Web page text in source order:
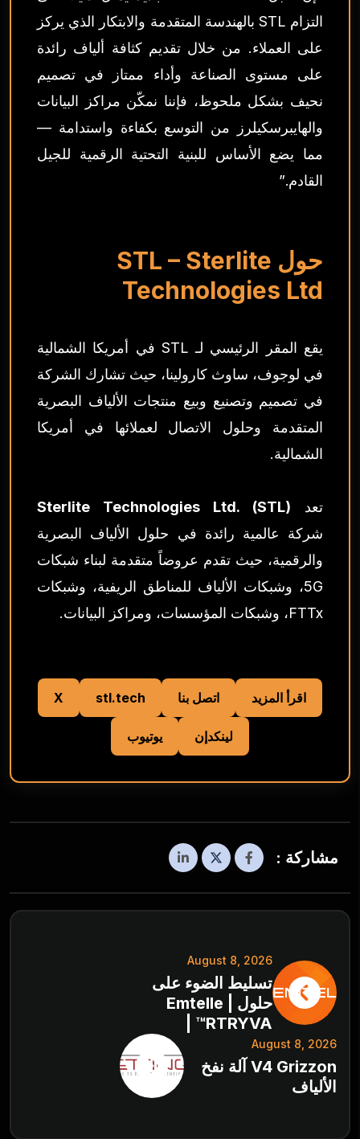
التزام STL بالهندسة المتقدمة والابتكار الذي يركز
على العملاء. من خلال تقديم كثافة ألياف رائدة
على مستوى الصناعة وأداء ممتاز في تصميم
نحيف بشكل ملحوظ، فإننا نمكّن مراكز البيانات
والهايبرسكيلرز من التوسع بكفاءة واستدامة —
مما يضع الأساس للبنية التحتية الرقمية للجيل
القادم.”
حول STL – Sterlite
Technologies Ltd
يقع المقر الرئيسي لـ STL في أمريكا الشمالية
في لوجوف، ساوث كارولينا، حيث تشارك الشركة
في تصميم وتصنيع وبيع منتجات الألياف البصرية
المتقدمة وحلول الاتصال لعملائها في أمريكا
الشمالية.
تعد Sterlite Technologies Ltd. (STL)
شركة عالمية رائدة في حلول الألياف البصرية
والرقمية، حيث تقدم عروضاً متقدمة لبناء شبكات
5G، وشبكات الألياف للمناطق الريفية، وشبكات
FTTx، وشبكات المؤسسات، ومراكز البيانات.
اقرأ المزيد اتصل بنا stl.tech
X
لينكدإن يوتيوب
مشاركة :
August 8, 2026
تسليط الضوء على
حلول Emtelle |
RTRYVA™ |
August 8, 2026
V4 Grizzon آلة نفخ
الألياف